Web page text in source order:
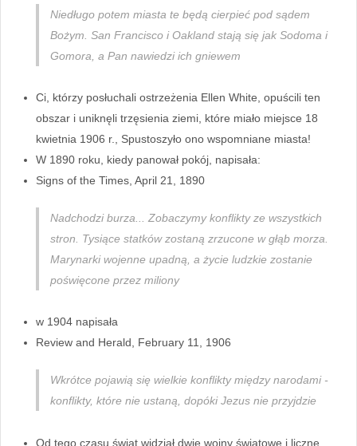
Niedługo potem miasta te będą cierpieć pod sądem
Bożym. San Francisco i Oakland stają się jak Sodoma i
Gomora, a Pan nawiedzi ich gniewem
Ci, którzy posłuchali ostrzeżenia Ellen White, opuścili ten
obszar i uniknęli trzęsienia ziemi, które miało miejsce 18
kwietnia 1906 r., Spustoszyło ono wspomniane miasta!
W 1890 roku, kiedy panował pokój, napisała:
Signs of the Times, April 21, 1890
Nadchodzi burza... Zobaczymy konflikty ze wszystkich
stron. Tysiące statków zostaną zrzucone w głąb morza.
Marynarki wojenne upadną, a życie ludzkie zostanie
poświęcone przez miliony
w 1904 napisała
Review and Herald, February 11, 1906
Wkrótce pojawią się wielkie konflikty między narodami -
konflikty, które nie ustaną, dopóki Jezus nie przyjdzie
Od tego czasu świat widział dwie wojny światowe i liczne